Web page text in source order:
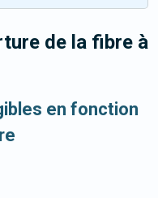
de la fibre à
en fonction